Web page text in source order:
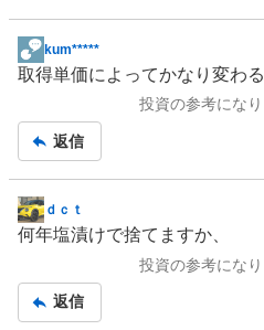
掲
示
事
kum*****
取得単価によってかなり変わ
投資の参考にな
返信
掲
示
事
ｄｃｔ
何年塩漬けで捨てますか、
投資の参考にな
返信